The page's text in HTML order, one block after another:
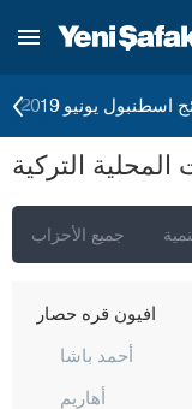
اسطنبول يونيو 2019
التركية
جميع الأحزاب
أنقرة
إزمير
أديامان
أفيون قره حصار
أحمد باشا
أهاريم